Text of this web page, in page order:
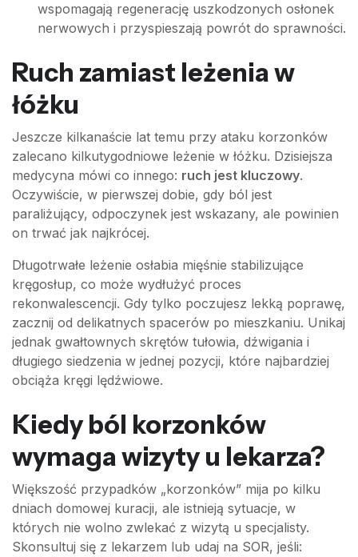
wspomagają regenerację uszkodzonych osłonek
nerwowych i przyspieszają powrót do sprawności.
Ruch zamiast leżenia w
łóżku
Jeszcze kilkanaście lat temu przy ataku korzonków
zalecano kilkutygodniowe leżenie w łóżku. Dzisiejsza
medycyna mówi co innego: ruch jest kluczowy.
Oczywiście, w pierwszej dobie, gdy ból jest
paraliżujący, odpoczynek jest wskazany, ale powinien
on trwać jak najkrócej.
Długotrwałe leżenie osłabia mięśnie stabilizujące
kręgosłup, co może wydłużyć proces
rekonwalescencji. Gdy tylko poczujesz lekką poprawę,
zacznij od delikatnych spacerów po mieszkaniu. Unikaj
jednak gwałtownych skrętów tułowia, dźwigania i
długiego siedzenia w jednej pozycji, które najbardziej
obciąża kręgi lędźwiowe.
Kiedy ból korzonków
wymaga wizyty u lekarza?
Większość przypadków „korzonków” mija po kilku
dniach domowej kuracji, ale istnieją sytuacje, w
których nie wolno zwlekać z wizytą u specjalisty.
Skonsultuj się z lekarzem lub udaj na SOR, jeśli: